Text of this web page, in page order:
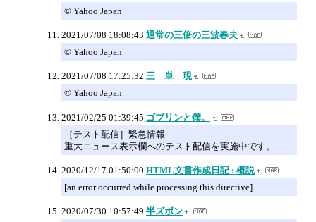
© Yahoo Japan
2021/07/08 18:08:43 通常の三倍の三波春夫
© Yahoo Japan
2021/07/08 17:25:32 三 単 現
© Yahoo Japan
2021/02/25 01:39:45 ゴブリンと僕。
［テスト配信］緊急情報
重大ニュース表示欄へのテスト配信を実施中です。
2020/12/17 01:50:00 HTML文書作成日記 : 概説
[an error occurred while processing this directive]
2020/07/30 10:57:49 半ズボン